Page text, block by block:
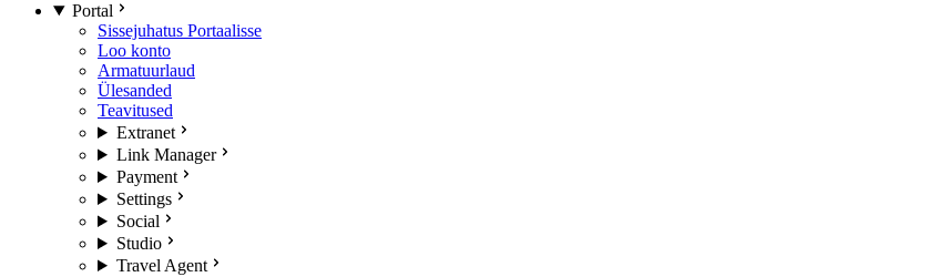
Portal
Sissejuhatus Portaalisse
Loo konto
Armatuurlaud
Ülesanded
Teavitused
Extranet
Link Manager
Payment
Settings
Social
Studio
Travel Agent